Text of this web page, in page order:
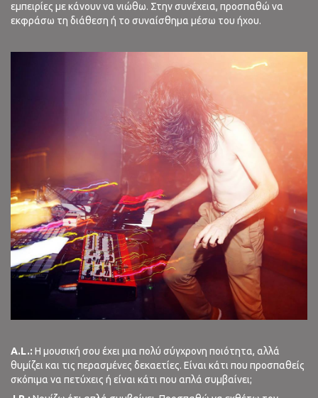
εμπειρίες με κάνουν να νιώθω. Στην συνέχεια, προσπαθώ να
εκφράσω τη διάθεση ή το συναίσθημα μέσω του ήχου.
A.L.: Η μουσική σου έχει μια πολύ σύγχρονη ποιότητα, αλλά
θυμίζει και τις περασμένες δεκαετίες. Είναι κάτι που προσπαθείς
σκόπιμα να πετύχεις ή είναι κάτι που απλά συμβαίνει;